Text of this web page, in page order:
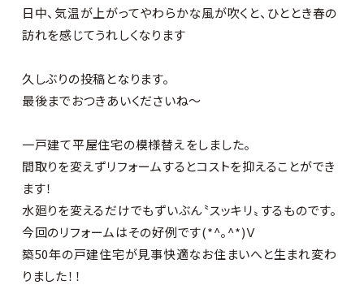
日中、気温が上がってやわらかな風が吹くと、ひととき春の
訪れを感じてうれしくなります
久しぶりの投稿となります。
最後までおつきあいくださいね～
一戸建て平屋住宅の模様替えをしました。
間取りを変えずリフォームするとコストを抑えることができ
ます！
水廻りを変えるだけでもずいぶん〝スッキリ〟するものです。
今回のリフォームはその好例です(*^。^*)Ｖ
築50年の戸建住宅が見事快適なお住まいへと生まれ変わ
りました！！